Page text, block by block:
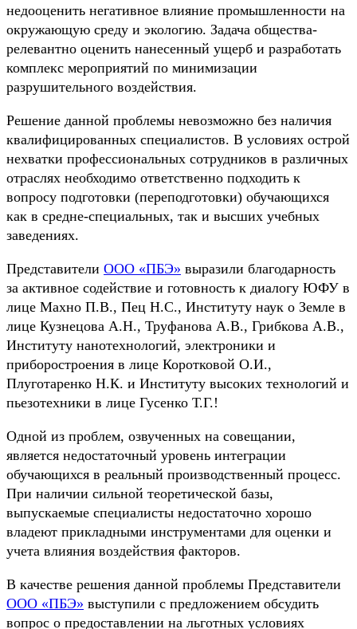
недооценить негативное влияние промышленности на
окружающую среду и экологию. Задача общества-
релевантно оценить нанесенный ущерб и разработать
комплекс мероприятий по минимизации
разрушительного воздействия.
Решение данной проблемы невозможно без наличия
квалифицированных специалистов. В условиях острой
нехватки профессиональных сотрудников в различных
отраслях необходимо ответственно подходить к
вопросу подготовки (переподготовки) обучающихся
как в средне-специальных, так и высших учебных
заведениях.
Представители ООО «ПБЭ» выразили благодарность
за активное содействие и готовность к диалогу ЮФУ в
лице Махно П.В., Пец Н.С., Институту наук о Земле в
лице Кузнецова А.Н., Труфанова А.В., Грибкова А.В.,
Институту нанотехнологий, электроники и
приборостроения в лице Коротковой О.И.,
Плуготаренко Н.К. и Институту высоких технологий и
пьезотехники в лице Гусенко Т.Г.!
Одной из проблем, озвученных на совещании,
является недостаточный уровень интеграции
обучающихся в реальный производственный процесс.
При наличии сильной теоретической базы,
выпускаемые специалисты недостаточно хорошо
владеют прикладными инструментами для оценки и
учета влияния воздействия факторов.
В качестве решения данной проблемы Представители
ООО «ПБЭ» выступили с предложением обсудить
вопрос о предоставлении на льготных условиях